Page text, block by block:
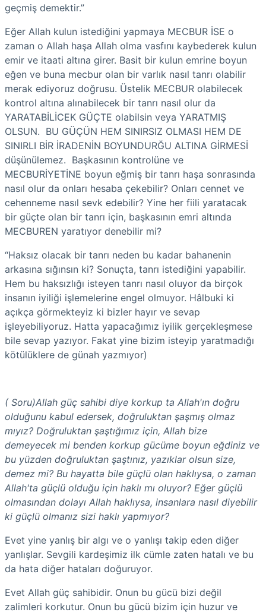
geçmiş demektir.”
Eğer Allah kulun istediğini yapmaya MECBUR İSE o
zaman o Allah haşa Allah olma vasfını kaybederek kulun
emir ve itaati altına girer. Basit bir kulun emrine boyun
eğen ve buna mecbur olan bir varlık nasıl tanrı olabilir
merak ediyoruz doğrusu. Üstelik MECBUR olabilecek
kontrol altına alınabilecek bir tanrı nasıl olur da
YARATABİLİCEK GÜÇTE olabilsin veya YARATMIŞ
OLSUN. BU GÜÇÜN HEM SINIRSIZ OLMASI HEM DE
SINIRLI BİR İRADENİN BOYUNDURĞU ALTINA GİRMESİ
düşünülemez. Başkasının kontrolüne ve
MECBURİYETİNE boyun eğmiş bir tanrı haşa sonrasında
nasıl olur da onları hesaba çekebilir? Onları cennet ve
cehenneme nasıl sevk edebilir? Yine her fiili yaratacak
bir güçte olan bir tanrı için, başkasının emri altında
MECBUREN yaratıyor denebilir mi?
“Haksız olacak bir tanrı neden bu kadar bahanenin
arkasına sığınsın ki? Sonuçta, tanrı istediğini yapabilir.
Hem bu haksızlığı isteyen tanrı nasıl oluyor da birçok
insanın iyiliği işlemelerine engel olmuyor. Hâlbuki ki
açıkça görmekteyiz ki bizler hayır ve sevap
işleyebiliyoruz. Hatta yapacağımız iyilik gerçekleşmese
bile sevap yazıyor. Fakat yine bizim isteyip yaratmadığı
kötülüklere de günah yazmıyor)
( Soru)Allah güç sahibi diye korkup ta Allah'ın doğru
olduğunu kabul edersek, doğruluktan şaşmış olmaz
mıyız? Doğruluktan şaştığımız için, Allah bize
demeyecek mi benden korkup gücüme boyun eğdiniz ve
bu yüzden doğruluktan şaştınız, yazıklar olsun size,
demez mi? Bu hayatta bile güçlü olan haklıysa, o zaman
Allah'ta güçlü olduğu için haklı mı oluyor? Eğer güçlü
olmasından dolayı Allah haklıysa, insanlara nasıl diyebilir
ki güçlü olmanız sizi haklı yapmıyor?
Evet yine yanlış bir algı ve o yanlışı takip eden diğer
yanlışlar. Sevgili kardeşimiz ilk cümle zaten hatalı ve bu
da hata diğer hataları doğuruyor.
Evet Allah güç sahibidir. Onun bu gücü bizi değil
zalimleri korkutur. Onun bu gücü bizim için huzur ve